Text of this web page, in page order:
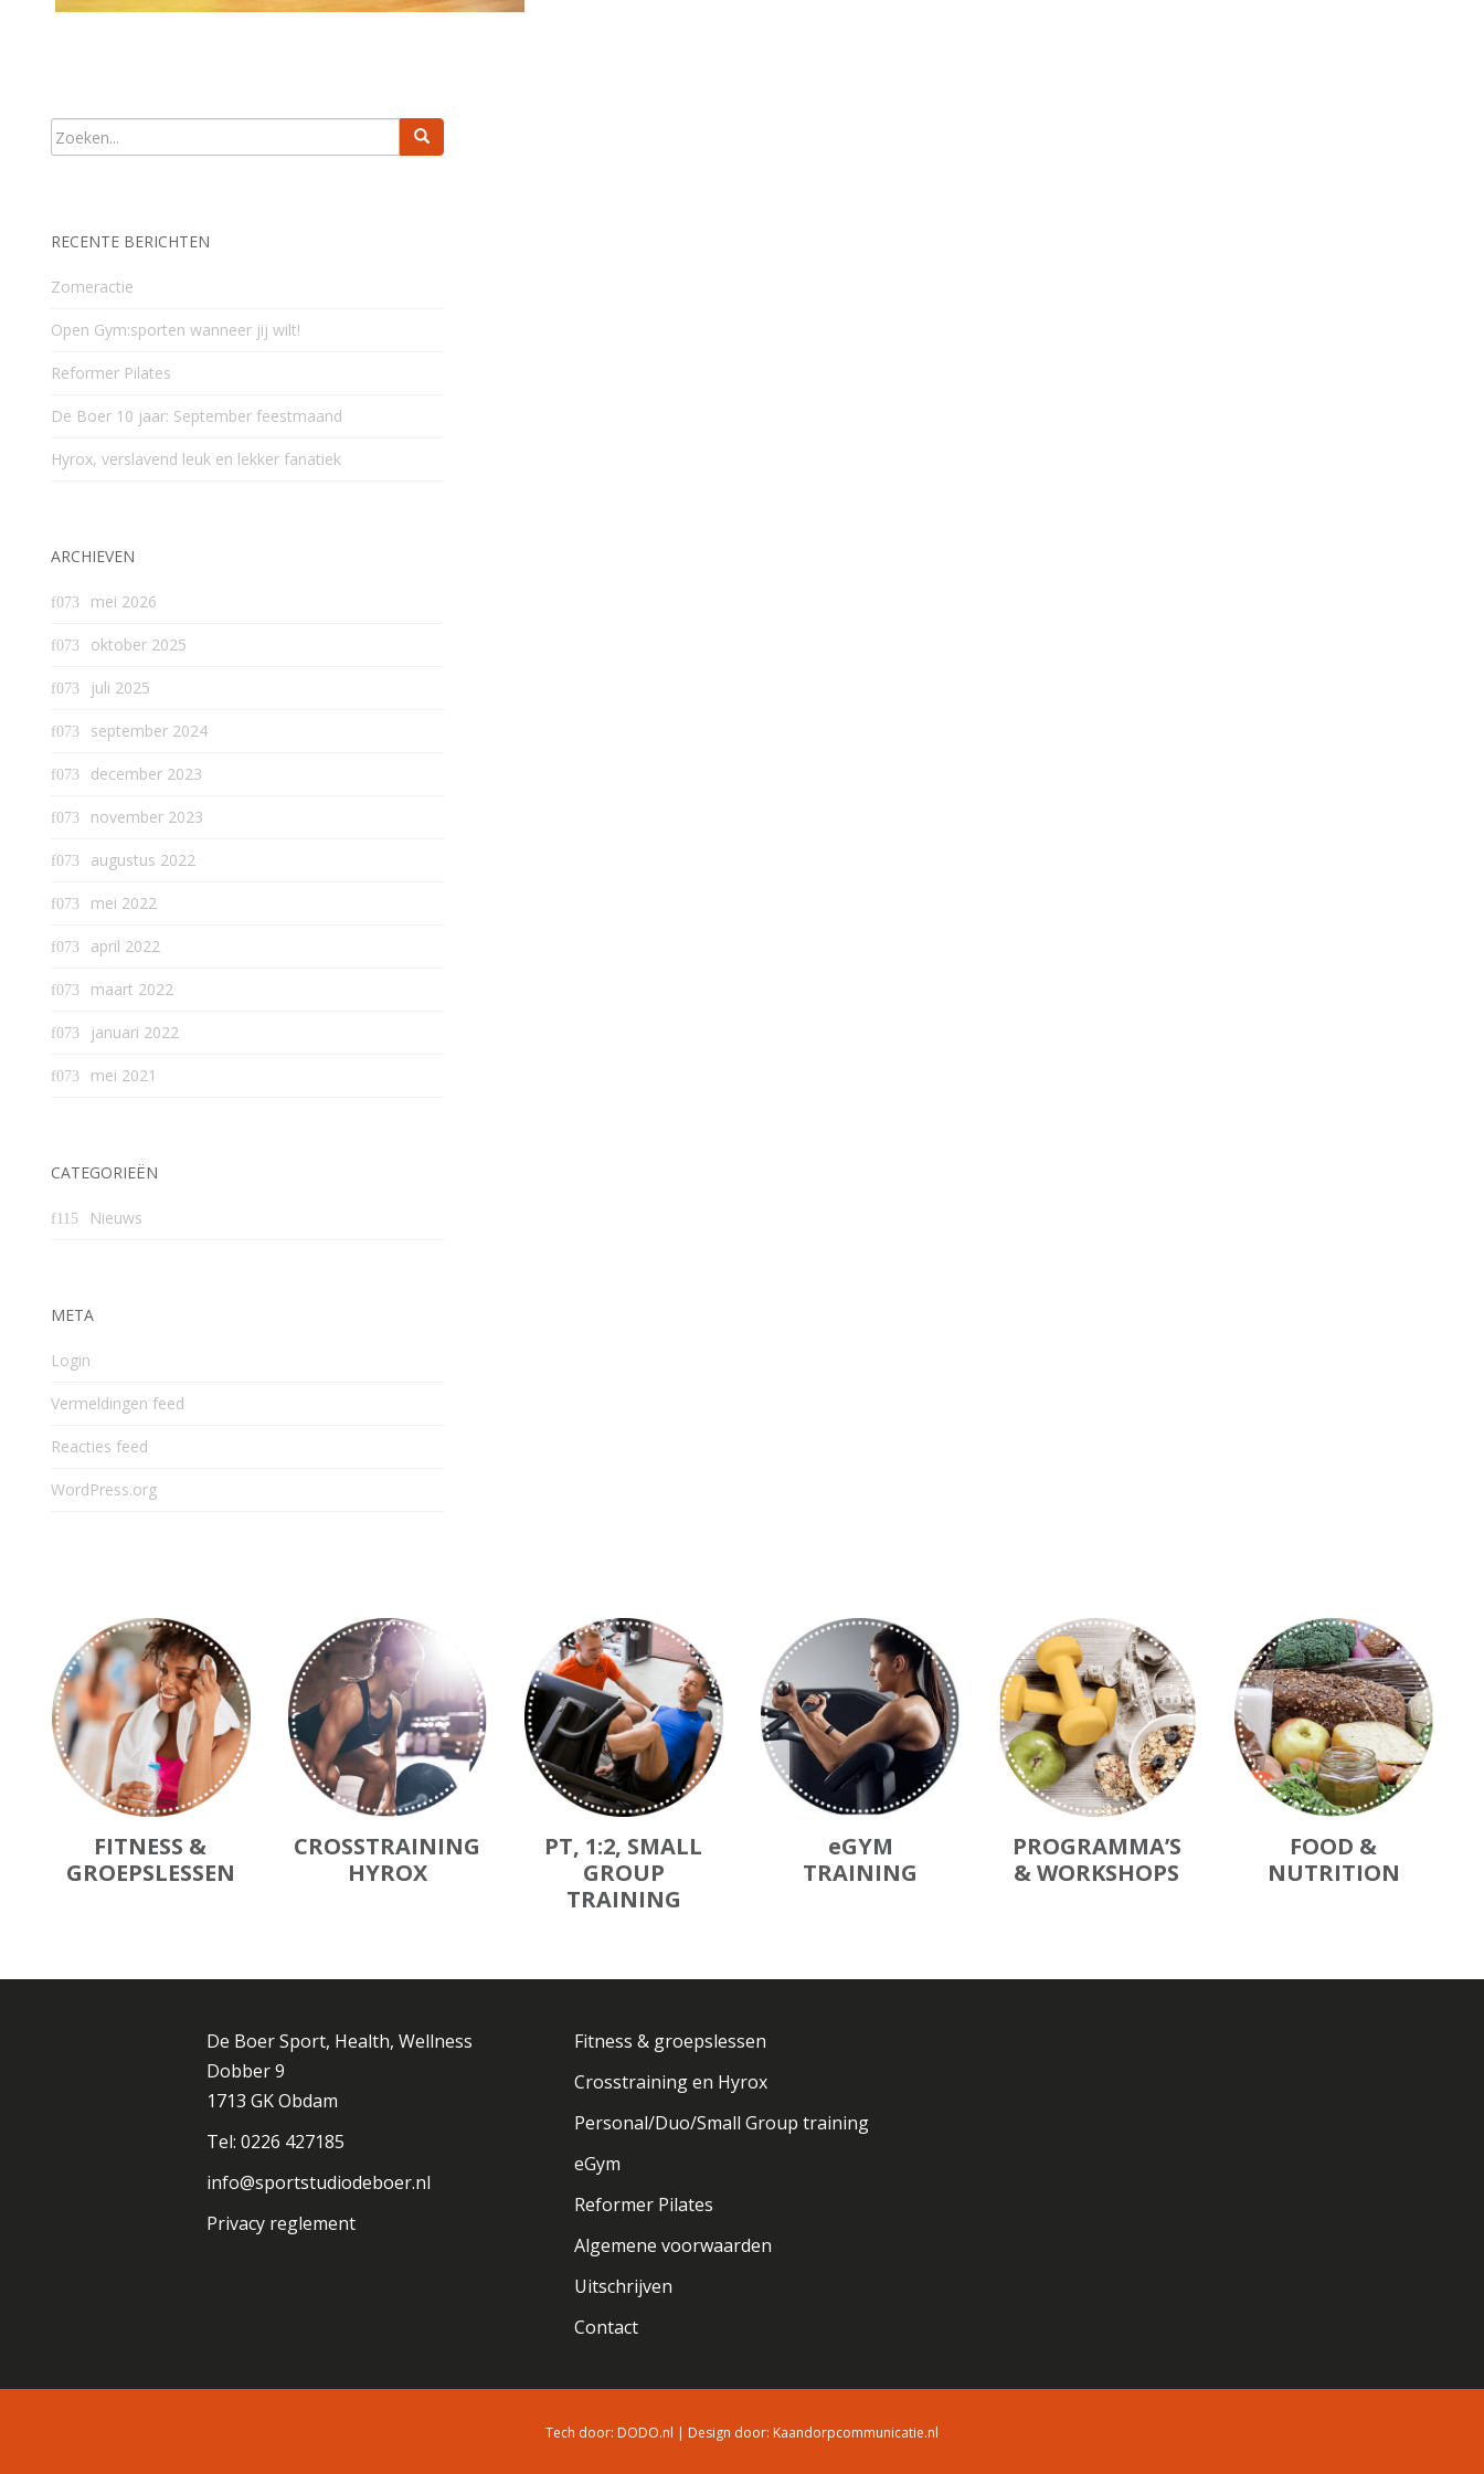
RECENTE BERICHTEN
Zomeractie
Open Gym:sporten wanneer jij wilt!
Reformer Pilates
De Boer 10 jaar: September feestmaand
Hyrox, verslavend leuk en lekker fanatiek
ARCHIEVEN
mei 2026
oktober 2025
juli 2025
september 2024
december 2023
november 2023
augustus 2022
mei 2022
april 2022
maart 2022
januari 2022
mei 2021
CATEGORIEËN
Nieuws
META
Login
Vermeldingen feed
Reacties feed
WordPress.org
FITNESS &
GROEPSLESSEN
CROSSTRAINING
HYROX
PT, 1:2, SMALL
GROUP
TRAINING
eGYM
TRAINING
PROGRAMMA’S
& WORKSHOPS
FOOD &
NUTRITION
De Boer Sport, Health, Wellness
Dobber 9
1713 GK Obdam
Tel: 0226 427185
info@sportstudiodeboer.nl
Privacy reglement
Fitness & groepslessen
Crosstraining en Hyrox
Personal/Duo/Small Group training
eGym
Reformer Pilates
Algemene voorwaarden
Uitschrijven
Contact
Tech door: DODO.nl | Design door: Kaandorpcommunicatie.nl